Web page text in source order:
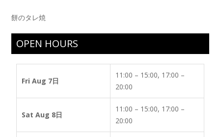
餅のタレ焼
OPEN HOURS
Fri Aug 7日
11:00 – 15:00, 17:00 –
20:00
Sat Aug 8日
11:00 – 15:00, 17:00 –
20:00